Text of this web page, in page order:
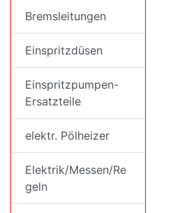
Bremsleitungen
Einspritzdüsen
Einspritzpumpen-
Ersatzteile
elektr. Pölheizer
Elektrik/Messen/Re
geln